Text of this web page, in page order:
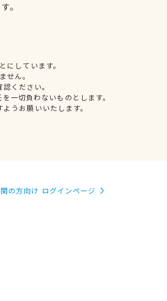
。
しています。
せん。
ください。
一切負わないものとします。
うお願いいたします。
の方向け ログインページ